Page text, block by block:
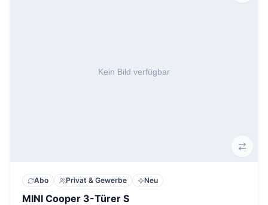
Abo Privat & Gewerbe Neu
MINI Cooper 3-Türer S